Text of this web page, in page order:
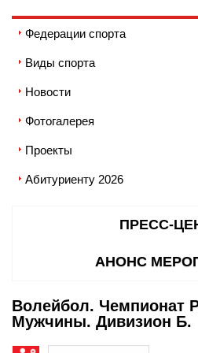
Федерации спорта
Виды спорта
Новости
Фотогалерея
Проекты
Абитуриенту 2026
ПРЕСС-
АНОНС
Волейбол. Чемпионат
Мужчины. Дивизион Б.